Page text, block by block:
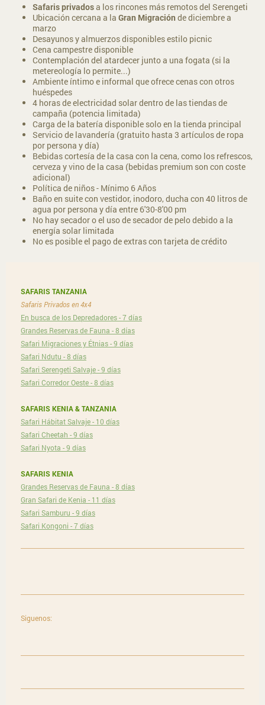
Safaris privadosa los rincones más remotos del Serengeti
Ubicación cercana a la Gran Migraciónde diciembre a
marzo
Desayunos y almuerzos disponibles estilo picnic
Cena campestre disponible
Contemplación del atardecer junto a una fogata (si la
metereología lo permite...)
Ambiente íntimo e informal que ofrece cenas con otros
huéspedes
4 horas de electricidad solar dentro de las tiendas de
campaña (potencia limitada)
Carga de la batería disponible solo en la tienda principal
Servicio de lavandería (gratuito hasta 3 artículos de ropa
por persona y día)
Bebidas cortesía de la casa con la cena, como los refrescos,
cerveza y vino de la casa (bebidas premium son con coste
adicional)
Política de niños - Mínimo 6 Años
Baño en suite con vestidor, inodoro, ducha con 40 litros de
agua por persona y día entre 6'30-8'00 pm
No hay secador o el uso de secador de pelo debido a la
energía solar limitada
No es posible el pago de extras con tarjeta de crédito
SAFARIS TANZANIA
Safaris Privados en 4x4
En busca de los Depredadores - 7 días
Grandes Reservas de Fauna - 8 días
Safari Migraciones y Étnias - 9 días
Safari Ndutu - 8 días
Safari Serengeti Salvaje - 9 días
Safari Corredor Oeste - 8 días
SAFARIS KENIA & TANZANIA
Safari Hábitat Salvaje - 10 días
Safari Cheetah - 9 días
Safari Nyota - 9 días
SAFARIS KENIA
Grandes Reservas de Fauna - 8 días
Gran Safari de Kenia - 11 días
Safari Samburu - 9 días
Safari Kongoni - 7 días
Siguenos: